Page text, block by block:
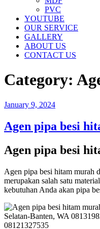
PVC
YOUTUBE
OUR SERVICE
GALLERY
ABOUT US
CONTACT US
Category:
Posted
January 9, 2024
Agen pipa besi
Agen pipa besi
Agen pipa besi hitam murah
merupakan salah satu
kebutuhan Anda akan pipa